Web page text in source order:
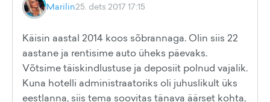
Marilin25. dets 2017 17:15
Käisin aastal 2014 koos sõbrannaga. Olin siis 22
aastane ja rentisime auto üheks päevaks.
Võtsime täiskindlustuse ja deposiit polnud vajalik.
Kuna hotelli administraatoriks oli juhuslikult üks
eestlanna, siis tema soovitas tänava äärset kohta,